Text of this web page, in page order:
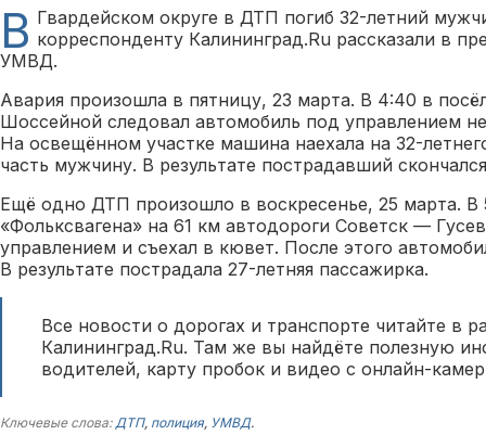
В Гвардейском округе в ДТП погиб 32-летний
корреспонденту Калининград.Ru рассказали в
УМВД.
Авария произошла в пятницу, 23 марта. В 4:40 в
Шоссейной следовал автомобиль под управлением
На освещённом участке машина наехала на 32-
часть мужчину. В результате пострадавший
Ещё одно ДТП произошло в воскресенье, 25 марта. В
«Фольксвагена» на 61 км автодороги Советск —
управлением и съехал в кювет. После этого
В результате пострадала 27-летняя пассажирка.
Все новости о дорогах и транспорте читайте в
Калининград.Ru. Там же вы найдёте полезную
водителей, карту пробок и видео с онлайн-
Ключевые слова:ДТП, полиция, УМВД.